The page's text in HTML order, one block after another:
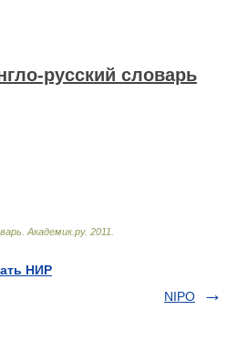
русский словарь
Академик.ру. 2011
НИР
NIPO